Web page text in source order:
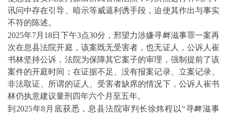
讯问中存在引导、暗示等威逼利诱手段，迫使其作出与事实
不符的陈述。
2025年7月 18日下午3点30分，邢望力涉嫌寻衅滋事罪一案再
次在息县法院开庭，该案既无受害者，也无证人，公诉人崔
书林坚持公诉，法院为保障其它案子的审理，强制提前了该
案件的开庭时间；在证据不足、没有报案记录、立案记录、
非法取证、所谓的证人、受害者缺席的情况下，公诉人崔书
林仍执意建议量刑四年六个月至五年。
到 2025年8 月底获悉，息县法院审判长徐炜程以“寻衅滋事